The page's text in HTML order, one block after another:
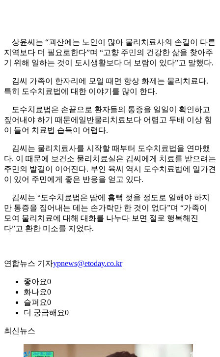
상윤씨는 “괴산에는 노인이 많아 물리치료사의 손길이 다른
지역보다 더 필요로한다”며 “고향 주민의 건강한 삶을 찾아주
기 위해 일하는 것이 도시생활보다 더 보람이 있다”고 말했다.
김씨 가족이 한자리에 모일 때면 항상 화제는 물리치료다.
특히 도수치료법에 대한 이야기를 많이 한다.
도수치료법은 손끝으로 환자들의 통증을 일일이 확인하고
짚어내야 하기 때문에일반물리치료보다 어렵고 두배 이상 힘
이 들어 치료법 습득이 어렵다.
김씨는 물리치료사를 시작할 때부터 도수치료법을 연마했
다. 이 때문에 보건소 물리치료실은 김씨에게 치료를 받으려는
주민의 발길이 이어진다. 부인 육씨 역시 도수치료법에 일가견
이 있어 주민에게 좋은 반응을 얻고 있다.
김씨는 “도수치료법은 땀에 흠뻑 젖을 정도로 일해야 하지
만 통증을 집어내는 데는 손가락만 한 것이 없다”며 “가족이
모여 물리치료에 대해 대화를 나누다 보면 절로 행복해진
다”고 환한 미소를 지었다.
연합뉴스 기자ypnews@etoday.co.kr
좋아요0
화나요0
슬퍼요0
더 궁금해요0
최신뉴스